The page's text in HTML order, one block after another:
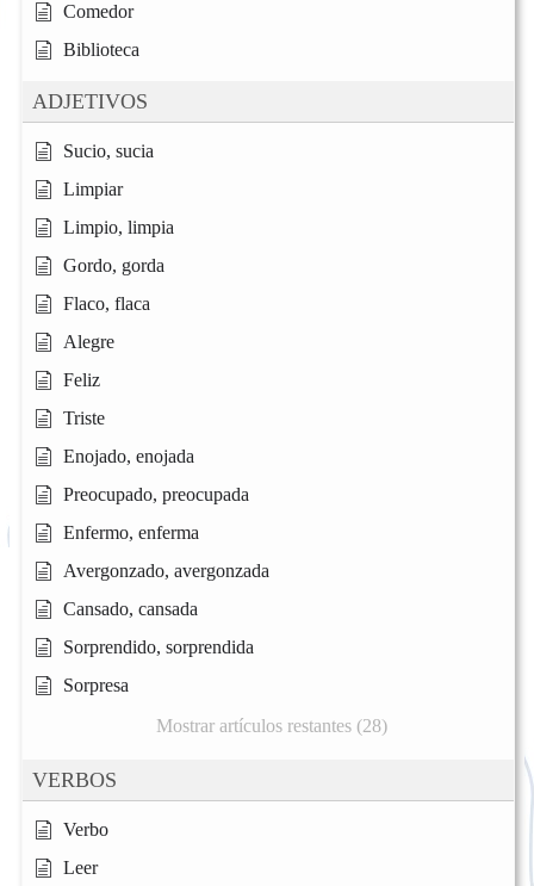
Comedor
Biblioteca
ADJETIVOS
Sucio, sucia
Limpiar
Limpio, limpia
Gordo, gorda
Flaco, flaca
Alegre
Feliz
Triste
Enojado, enojada
Preocupado, preocupada
Enfermo, enferma
Avergonzado, avergonzada
Cansado, cansada
Sorprendido, sorprendida
Sorpresa
Mostrar artículos restantes (28)
VERBOS
Verbo
Leer